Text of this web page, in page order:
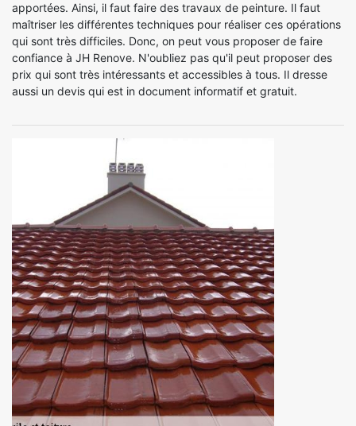
apportées. Ainsi, il faut faire des travaux de peinture. Il faut
maîtriser les différentes techniques pour réaliser ces opérations
qui sont très difficiles. Donc, on peut vous proposer de faire
confiance à JH Renove. N'oubliez pas qu'il peut proposer des
prix qui sont très intéressants et accessibles à tous. Il dresse
aussi un devis qui est in document informatif et gratuit.